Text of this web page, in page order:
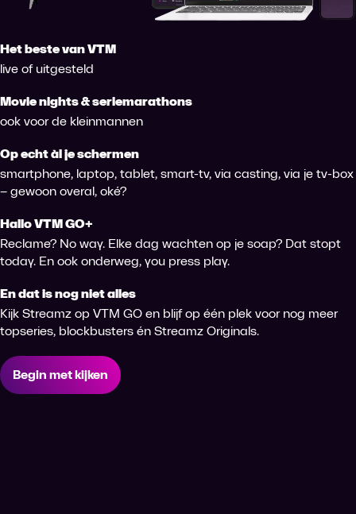
Het beste van VTM
live of uitgesteld
Movie nights & seriemarathons
ook voor de kleinmannen
Op echt àl je schermen
smartphone, laptop, tablet, smart-tv, via casting, via je tv-box
– gewoon overal, oké?
Hallo VTM GO+
Reclame? No way. Elke dag wachten op je soap? Dat stopt
today. En ook onderweg, you press play.
En dat is nog niet alles
Kijk Streamz op VTM GO en blijf op één plek voor nog meer
topseries, blockbusters én Streamz Originals.
Begin met kijken